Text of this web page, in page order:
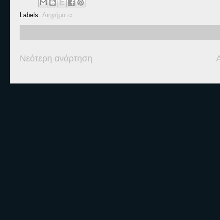
Labels: Διηγήματα
Νεότερη ανάρτηση